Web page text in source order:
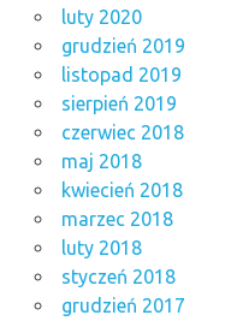
luty 2020
grudzień 2019
listopad 2019
sierpień 2019
czerwiec 2018
maj 2018
kwiecień 2018
marzec 2018
luty 2018
styczeń 2018
grudzień 2017